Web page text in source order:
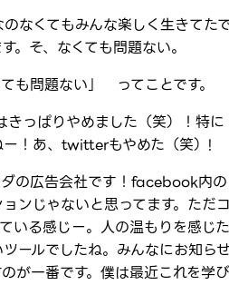
なくてもみんな楽しく生きてた
。そ、なくても問題ない。
も問題ない」 ってことです。
っぱりやめました（笑）！特に
！あ、twitterもやめた（笑）!
の広告会社です！facebook内の
ンじゃないと思ってます。ただ
いる感じー。人の温もりを感じた
ールでしたね。みんなにお知ら
が一番です。僕は最近これを学び